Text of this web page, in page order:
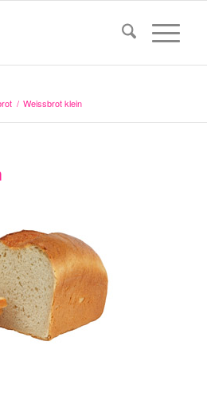
/ Weissbrot klein